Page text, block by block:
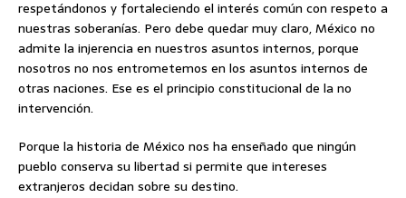
respetándonos y fortaleciendo el interés común con respeto a
nuestras soberanías. Pero debe quedar muy claro, México no
admite la injerencia en nuestros asuntos internos, porque
nosotros no nos entrometemos en los asuntos internos de
otras naciones. Ese es el principio constitucional de la no
intervención.
Porque la historia de México nos ha enseñado que ningún
pueblo conserva su libertad si permite que intereses
extranjeros decidan sobre su destino.